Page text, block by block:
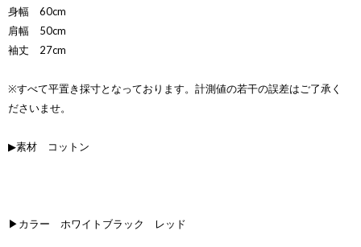
身幅 60cm
肩幅 50cm
袖丈 27cm
※すべて平置き採寸となっております。計測値の若干の誤差はご了承く
ださいませ。
▶素材 コットン
▶カラー ホワイトブラック レッド